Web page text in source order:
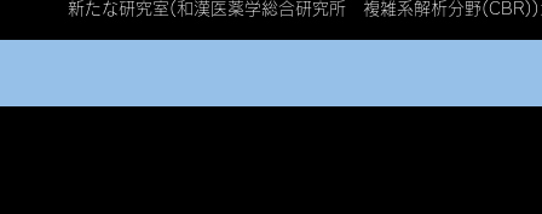
新たな研究室(和漢医薬学総合研究所 複雑系解析分野